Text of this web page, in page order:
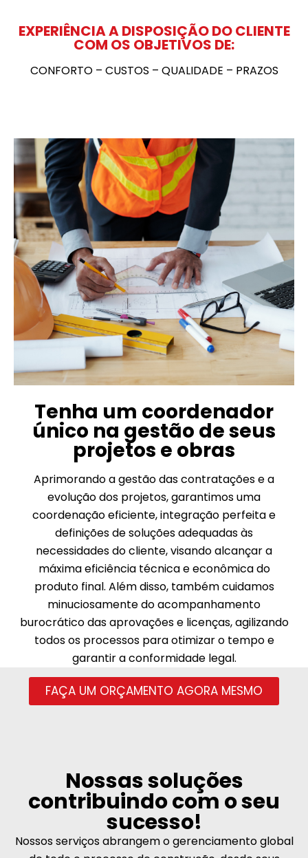
EXPERIÊNCIA A DISPOSIÇÃO DO CLIENTE
COM OS OBJETIVOS DE:
CONFORTO – CUSTOS – QUALIDADE – PRAZOS
Tenha um coordenador
único na gestão de seus
projetos e obras
Aprimorando a gestão das contratações e a
evolução dos projetos, garantimos uma
coordenação eficiente, integração perfeita e
definições de soluções adequadas às
necessidades do cliente, visando alcançar a
máxima eficiência técnica e econômica do
produto final. Além disso, também cuidamos
minuciosamente do acompanhamento
burocrático das aprovações e licenças, agilizando
todos os processos para otimizar o tempo e
garantir a conformidade legal.
FAÇA UM ORÇAMENTO AGORA MESMO
Nossas soluções
contribuindo com o seu
sucesso!
Nossos serviços abrangem o gerenciamento global